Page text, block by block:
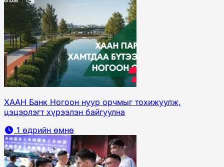
ХААН Банк Ногоон нуур орчмыг тохижуулж,
цэцэрлэгт хүрээлэн байгуулна
1 өдрийн өмнө